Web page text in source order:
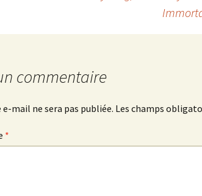
commentaire
e-mail ne sera pas publiée. Les champs
*